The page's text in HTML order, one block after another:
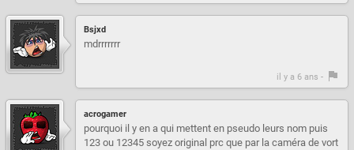
Bsjxd
mdrrrrrrr
il y a 6 ans -
acrogamer
pourquoi il y en a qui mettent en pseudo leurs nom puis
123 ou 12345 soyez original prc que par la caméra de vort